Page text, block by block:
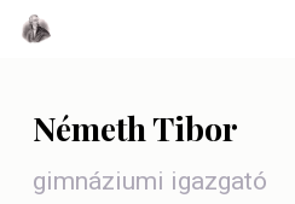
Skip
Németh Tibor
gimnáziumi igazgató